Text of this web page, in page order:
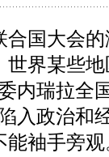
合国大会
世界某些
内瑞拉全
入政治和
能袖手旁